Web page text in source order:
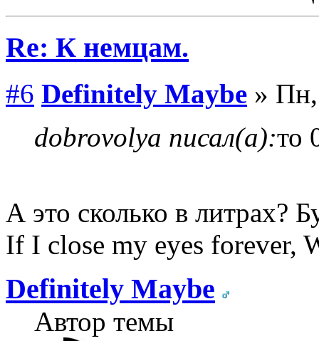
Re: К немцам.
#6 Definitely Maybe » Пн,
dobrovolya писал(а):то
А это сколько в литрах?
If I close my eyes forever,
Definitely Maybe
Автор темы